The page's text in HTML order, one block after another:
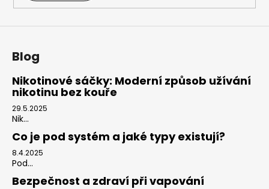
Blog
Nikotinové sáčky: Moderní způsob užívání
nikotinu bez kouře
29.5.2025
Nik...
Co je pod systém a jaké typy existují?
8.4.2025
Pod...
Bezpečnost a zdraví při vapování